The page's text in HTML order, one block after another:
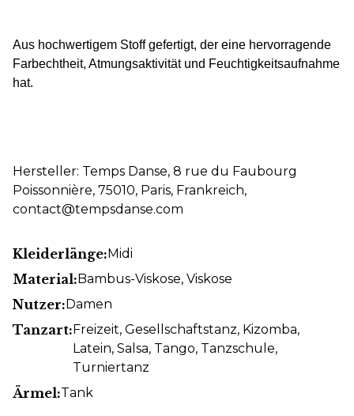
Aus hochwertigem Stoff gefertigt, der eine hervorragende
Farbechtheit, Atmungsaktivität und Feuchtigkeitsaufnahme
hat.
Hersteller: Temps Danse, 8 rue du Faubourg
Poissonnière, 75010, Paris, Frankreich,
contact@tempsdanse.com
Kleiderlänge:Midi
Material:Bambus-Viskose, Viskose
Nutzer:Damen
Tanzart:Freizeit, Gesellschaftstanz, Kizomba,
Latein, Salsa, Tango, Tanzschule,
Turniertanz
Ärmel:Tank